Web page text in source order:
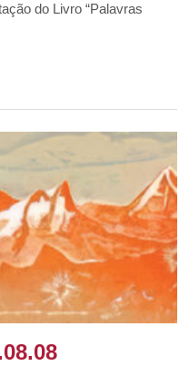
do Livro “Palavras